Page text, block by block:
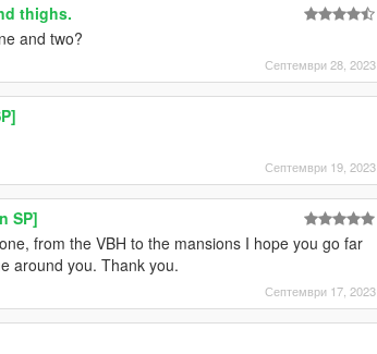
thighs.
and two?
Септември 28, 2023
Септември 19, 2023
SP]
from the VBH to the mansions I hope you go far
around you. Thank you.
Септември 17, 2023